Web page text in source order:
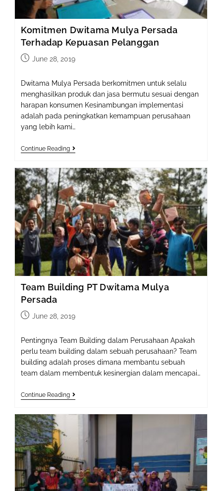
Komitmen Dwitama Mulya Persada
Terhadap Kepuasan Pelanggan
PostJune 28, 2019
Dwitama Mulya Persada berkomitmen untuk selalu
menghasilkan produk dan jasa bermutu sesuai dengan
harapan konsumen Kesinambungan implementasi
adalah pada peningkatkan kemampuan perusahaan
yang lebih kami…
Continue ReadingKomitmen
Persada
Terhadap
Kepuasan
Pelanggan
Team Building PT Dwitama Mulya
Persada
PostJune 28, 2019
Pentingnya Team Building dalam Perusahaan Apakah
perlu team building dalam sebuah perusahaan? Team
building adalah proses dimana membantu sebuah
team dalam membentuk kesinergian dalam mencapai…
Continue ReadingTeam
Dwitama
Persada